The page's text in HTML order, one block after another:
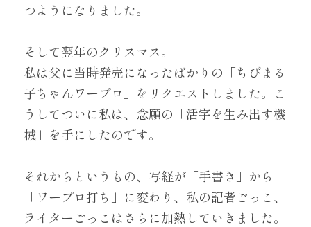
つようになりました。
そして翌年のクリスマス。
私は父に当時発売になったばかりの「ちびまる
子ちゃんワープロ」をリクエストしました。こ
うしてついに私は、念願の「活字を生み出す機
械」を手にしたのです。
それからというもの、写経が「手書き」から
「ワープロ打ち」に変わり、私の記者ごっこ、
ライターごっこはさらに加熱していきました。